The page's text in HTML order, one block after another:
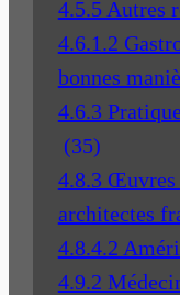
4.5.5 Autres
4.6.1.2
bonnes
4.6.3
(35)
4.8.3 Œuvres
architectes
4.8.4.2
4.9.2